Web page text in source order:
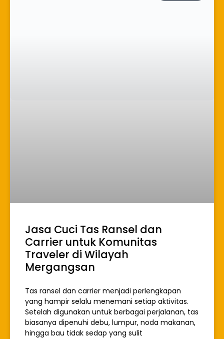
Jasa Cuci Tas Ransel dan
Carrier untuk Komunitas
Traveler di Wilayah
Mergangsan
Tas ransel dan carrier menjadi perlengkapan
yang hampir selalu menemani setiap aktivitas.
Setelah digunakan untuk berbagai perjalanan, tas
biasanya dipenuhi debu, lumpur, noda makanan,
hingga bau tidak sedap yang sulit